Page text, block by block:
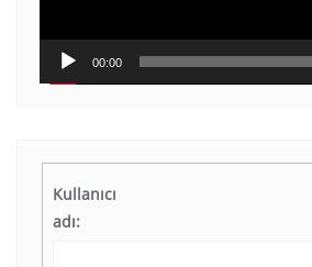
00:00
Kullanıcı
adı: